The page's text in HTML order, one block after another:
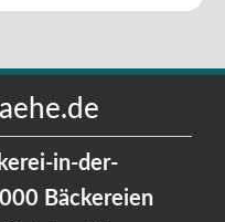
in-der-
Bäckereien